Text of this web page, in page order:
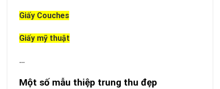
Giấy Couches
Giấy mỹ thuật
…
Một số mẫu thiệp trung thu đẹp